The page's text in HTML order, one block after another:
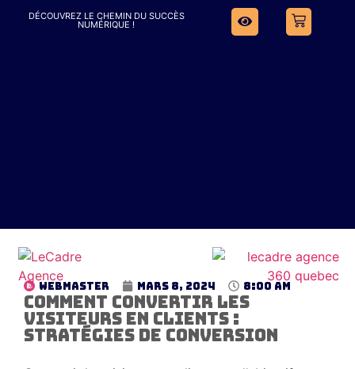
DÉCOUVREZ LE CHEMIN DU SUCCÈS
NUMÉRIQUE !
WebMaster mars 8, 2024 8:00 am
Comment convertir les
visiteurs en clients :
stratégies de conversion